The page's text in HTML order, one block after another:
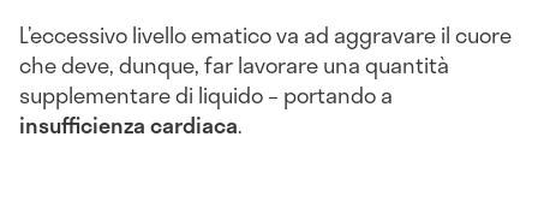
L’eccessivo livello ematico va ad aggravare il cuore
che deve, dunque, far lavorare una quantità
supplementare di liquido – portando a
insufficienza cardiaca.